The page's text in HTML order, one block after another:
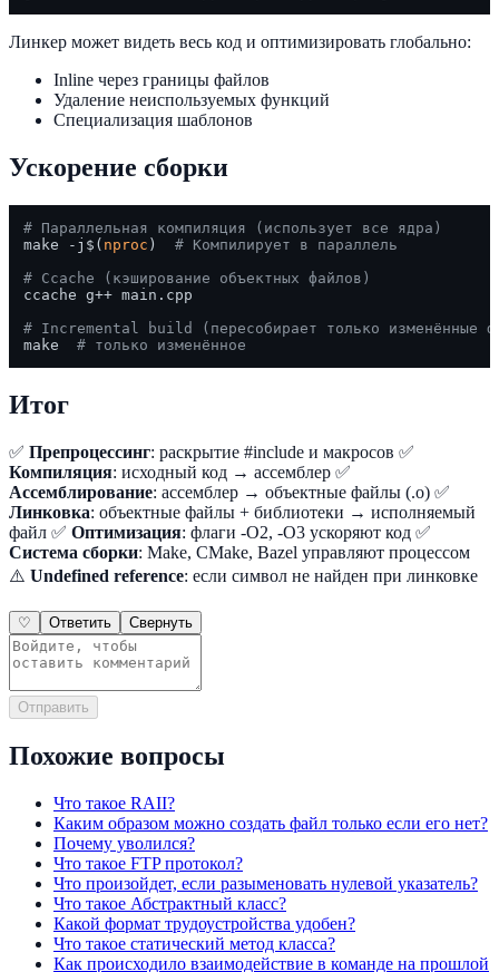
Линкер может видеть весь код и оптимизировать глобально:
Inline через границы файлов
Удаление неиспользуемых функций
Специализация шаблонов
Ускорение сборки
# Параллельная компиляция (использует все ядра)
make -j$( nproc ) # Компилирует в параллель
# Ccache (кэширование объектных файлов)
ccache g++ main.cpp
# Incremental build (пересобирает только изменённые
make # только изменённое
Итог
✅ Препроцессинг: раскрытие #include и макросов ✅
Компиляция: исходный код → ассемблер ✅
Ассемблирование: ассемблер → объектные файлы (.o) ✅
Линковка: объектные файлы + библиотеки → исполняемый
файл ✅ Оптимизация: флаги -O2, -O3 ускоряют код ✅
Система сборки: Make, CMake, Bazel управляют процессом
⚠️ Undefined reference: если символ не найден при линковке
♡ Ответить Свернуть
Отправить
Похожие вопросы
Что такое RAII?
Каким образом можно создать файл только если его нет?
Почему уволился?
Что такое FTP протокол?
Что произойдет, если разыменовать нулевой указатель?
Что такое Абстрактный класс?
Какой формат трудоустройства удобен?
Что такое статический метод класса?
Как происходило взаимодействие в команде на прошлой